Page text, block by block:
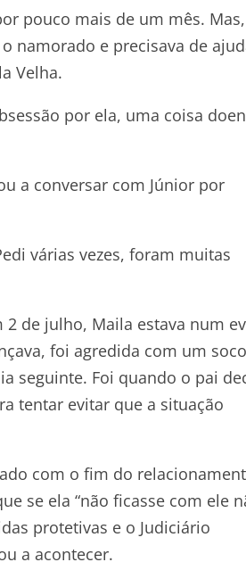
pouco mais de um mês. Mas,
namorado e precisava de
Velha.
por ela, uma coisa
a conversar com Júnior por
várias vezes, foram muitas
2 de julho, Maila estava num
foi agredida com um
seguinte. Foi quando o pai
tentar evitar que a situação
com o fim do
se ela “não ficasse com ele
protetivas e o Judiciário
a acontecer.